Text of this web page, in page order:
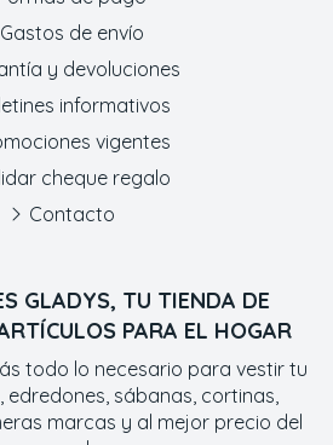
GLADYS, TU TIENDA DE
PARA EL HOGAR
todo lo necesario para vestir tu
edredones, sábanas, cortinas,
marcas y al mejor precio del
Gastos de envío
y devoluciones
informativos
vigentes
cheque regalo
Contacto